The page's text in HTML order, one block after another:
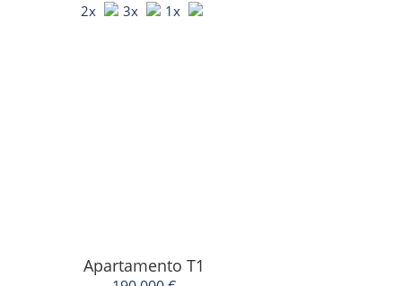
2x 3x 1x
Apartamento T1